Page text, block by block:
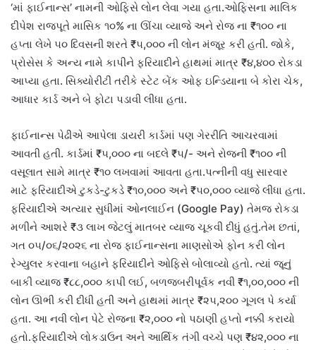
‘માં ફાઈનાન્સ’ નામની ઓફિસે લોન લેવા ગયા હતા.ઓફિસના માલિક
દીપેશ રાજપૂતે માસિક ૧૦% ના ઊંચા વ્યાજે અને રોજ ના ₹૧૦૦ ના
હપ્તા લેખે ૫૦ દિવસની શરતે ₹૫,૦૦૦ ની લોન મંજૂર કરી હતી. જોકે,
પ્રોસેસ કે અન્ય નામે કાપીને ફરિયાદીને હાથમાં માત્ર ₹૪,૪૦૦ રોકડા
આપ્યા હતા. સિક્યોરીટી તરીકે સ્ટેટ બેંક ઓફ ઇન્ડિયાના બે કોરા ચેક,
આધાર કાર્ડ અને બે ફોટા પડાવી લીધા હતા.
ફાઈનાન્સ પેઢીએ આપેલા ડાયરી કાર્ડમાં પણ ગેરરીતિ આચરવામાં
આવતી હતી. કાર્ડમાં ₹૫,૦૦૦ ના બદલે ₹૫/- અને રોજની ₹૧૦૦ ની
વસૂલાત સામે માત્ર ₹૧૦ લખવામાં આવતા હતા.પત્નીની વધુ સારવાર
માટે ફરિયાદીએ ટુકડે-ટુકડે ₹૧૦,૦૦૦ અને ₹૫૦,૦૦૦ વ્યાજે લીધા હતા.
ફરિયાદીએ અત્યાર સુધીમાં ઓનલાઈન (Google Pay) તેમજ રોકડા
મળીને આશરે ₹૩ લાખ જેટલું માતબર વ્યાજ ચૂકવી દીધું હતું.તેમ છતાં,
ગત ૦૫/૦૬/૨૦૨૬ ના રોજ ફાઈનાન્સના માણસોએ ફોન કરી લોન
રેગ્યુલર કરવાના બહાને ફરિયાદીને ઓફિસે બોલાવ્યો હતો. ત્યાં જૂનું
બાકી વ્યાજ ₹૮૮,૦૦૦ કાપી લઈ, બળજબરીપૂર્વક નવી ₹૧,૦૦,૦૦૦ ની
લોન ઊભી કરી દીધી હતી અને હાથમાં માત્ર ₹૨૫,૨૦૦ ગૂગલ પે કર્યા
હતા. આ નવી લોન પેટે રોજના ₹૨,૦૦૦ નો પઠાણી હપ્તો નક્કી કરાયો
હતો.ફરિયાદીએ લોકડાઉન અને આર્થિક તંગી વચ્ચે પણ ₹૪૨,૦૦૦ ના